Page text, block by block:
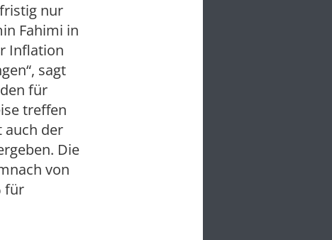
nur
Fahimi in
Inflation
sagt
für
treffen
auch der
Die
von
für